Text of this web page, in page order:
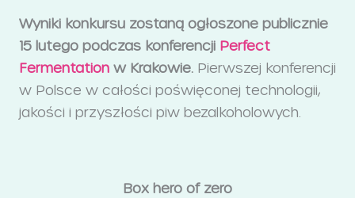
Wyniki konkursu zostaną ogłoszone publicznie
15 lutego podczas konferencji Perfect
Fermentation w Krakowie. Pierwszej konferencji
w Polsce w całości poświęconej technologii,
jakości i przyszłości piw bezalkoholowych.
Box hero of zero